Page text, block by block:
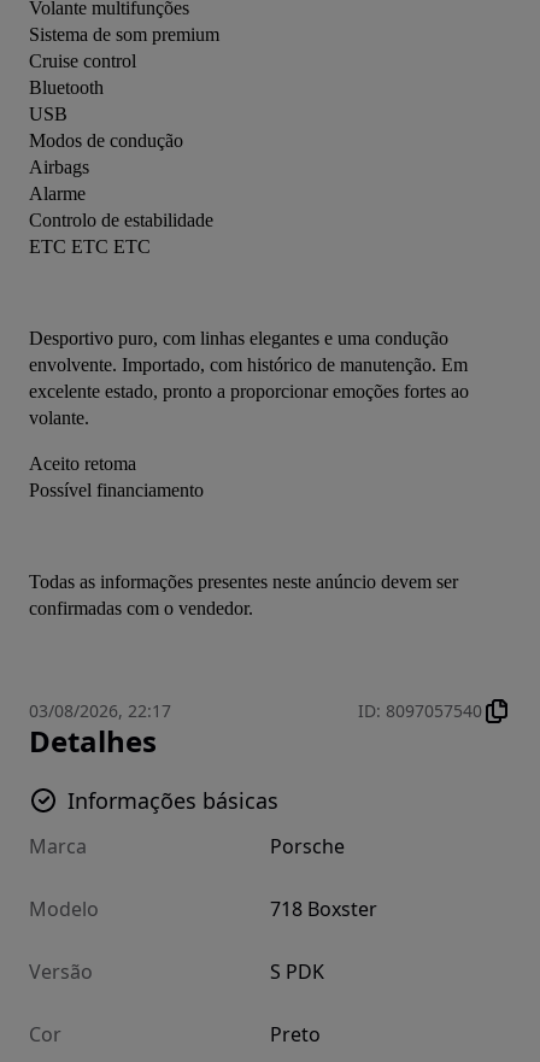
Volante multifunções
Sistema de som premium
Cruise control
Bluetooth
USB
Modos de condução
Airbags
Alarme
Controlo de estabilidade
ETC ETC ETC
Desportivo puro, com linhas elegantes e uma condução
envolvente. Importado, com histórico de manutenção. Em
excelente estado, pronto a proporcionar emoções fortes ao
volante.
Aceito retoma
Possível financiamento
Todas as informações presentes neste anúncio devem ser
confirmadas com o vendedor.
03/08/2026, 22:17 ID: 8097057540
Detalhes
Informações básicas
Marca Porsche
Modelo 718 Boxster
Versão S PDK
Cor Preto